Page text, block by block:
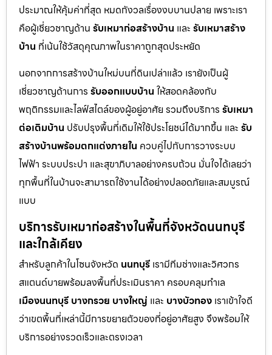
ประมาณให้คุ้มค่าที่สุด หมดกังวลเรื่องงบบานปลาย เพราะเรา
คือผู้เชี่ยวชาญด้าน รับเหมาก่อสร้างบ้าน และ รับเหมาสร้าง
บ้าน ที่เน้นใช้วัสดุคุณภาพในราคาถูกสุดประหยัด
นอกจากการสร้างบ้านใหม่บนที่ดินเปล่าแล้ว เรายังเป็นผู้
เชี่ยวชาญด้านการ รับออกแบบบ้าน ให้สอดคล้องกับ
พฤติกรรมและไลฟ์สไตล์ของผู้อยู่อาศัย รวมถึงบริการ รับเหมา
ต่อเติมบ้าน ปรับปรุงพื้นที่เดิมให้ใช้ประโยชน์ได้มากขึ้น และ รับ
สร้างบ้านพร้อมตกแต่งภายใน ควบคู่ไปกับการวางระบบ
ไฟฟ้า ระบบประปา และสุขาภิบาลอย่างครบถ้วน มั่นใจได้เลยว่า
ทุกพื้นที่ในบ้านจะสามารถใช้งานได้อย่างปลอดภัยและสมบูรณ์
แบบ
บริการรับเหมาก่อสร้างในพื้นที่จังหวัดนนทบุรี
และใกล้เคียง
สำหรับลูกค้าในโซนจังหวัด นนทบุรี เรามีทีมช่างและวิศวกร
สแตนด์บายพร้อมลงพื้นที่ประเมินราคา ครอบคลุมทำเล
เมืองนนทบุรี บางกรวย บางใหญ่ และ บางบัวทอง เราเข้าใจดี
ว่าเขตพื้นที่เหล่านี้มีการขยายตัวของที่อยู่อาศัยสูง จึงพร้อมให้
บริการอย่างรวดเร็วและตรงเวลา